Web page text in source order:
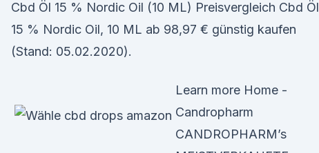
Cbd Öl 15 % Nordic Oil (10 ML) Preisvergleich Cbd Öl
15 % Nordic Oil, 10 ML ab 98,97 € günstig kaufen
(Stand: 05.02.2020).
Learn more Home -
Candropharm
CANDROPHARM’s